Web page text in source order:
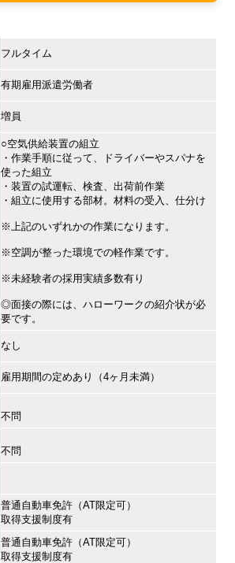
フルタイム
有期雇用派遣労働者
増員
○空気供給装置の組立
・作業手順に従って、ドライバーやスパナを
使った組立
・装置の試運転、検査、出荷前作業
・組立に使用する部材。材料の受入、仕分け
※上記のいずれかの作業になります。
※空調が整った環境での軽作業です。
※未経験者の採用実績多数有り
◎面接の際には、ハローワークの紹介状が必
要です。
なし
雇用期間の定めあり（4ヶ月未満）
不問
不問
普通自動車免許（AT限定可）
取得支援制度有
普通自動車免許（AT限定可）
取得支援制度有